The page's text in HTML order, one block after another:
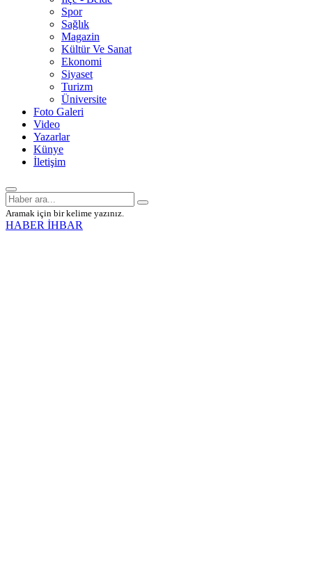
Spor
Sağlık
Magazin
Kültür Ve Sanat
Ekonomi
Siyaset
Turizm
Üniversite
Foto Galeri
Video
Yazarlar
Künye
İletişim
Aramak için bir kelime yazınız.
HABER İHBAR